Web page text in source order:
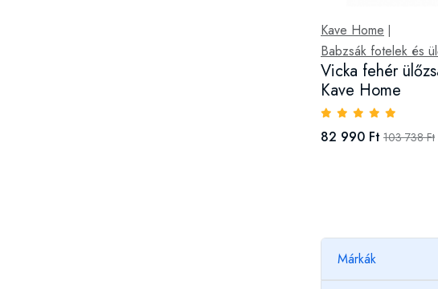
Kave Home |
Babzsák fotelek és
Vicka fehér
Kave Home
82 990 Ft 103 738 Ft
Márkák